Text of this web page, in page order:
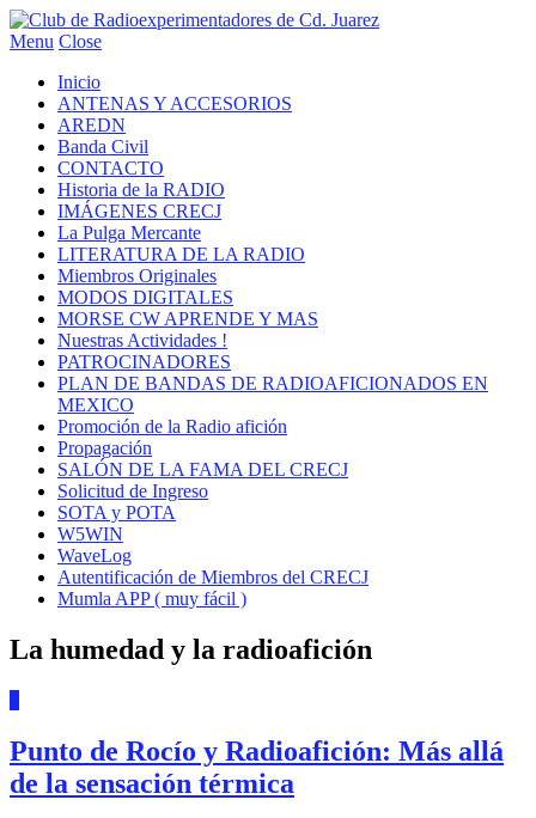
Menu Close
Inicio
ANTENAS Y ACCESORIOS
AREDN
Banda Civil
CONTACTO
Historia de la RADIO
IMÁGENES CRECJ
La Pulga Mercante
LITERATURA DE LA RADIO
Miembros Originales
MODOS DIGITALES
MORSE CW APRENDE Y MAS
Nuestras Actividades !
PATROCINADORES
PLAN DE BANDAS DE RADIOAFICIONADOS EN
MEXICO
Promoción de la Radio afición
Propagación
SALÓN DE LA FAMA DEL CRECJ
Solicitud de Ingreso
SOTA y POTA
W5WIN
WaveLog
Autentificación de Miembros del CRECJ
Mumla APP ( muy fácil )
La humedad y la radioafición
Punto de Rocío y Radioafición: Más allá
de la sensación térmica